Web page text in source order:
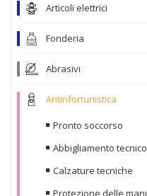
Articoli elettrici
Fonderia
Abrasivi
Antinfortunistica
Pronto soccorso
Abbigliamento tecnico
Calzature tecniche
Protezione delle mani